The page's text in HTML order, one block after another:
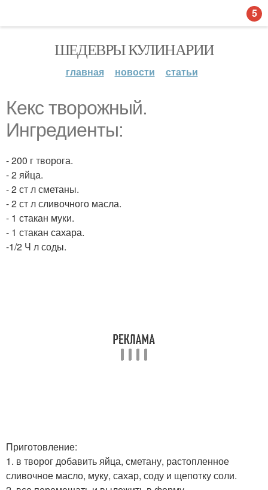
ШЕДЕВРЫ КУЛИНАРИИ
главная новости статьи
Кекс творожный.
Ингредиенты:
- 200 г творога.
- 2 яйца.
- 2 ст л сметаны.
- 2 ст л сливочного масла.
- 1 стакан муки.
- 1 стакан сахара.
-1/2 Ч л соды.
Приготовление:
1. в творог добавить яйца, сметану, растопленное
сливочное масло, муку, сахар, соду и щепотку соли.
5